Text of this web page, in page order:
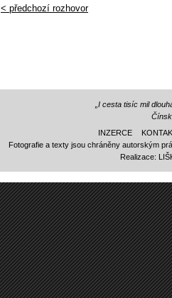
< předchozí rozhovor
„I cesta tisíc mil
INZERCE
Fotografie a texty jsou chráněny autorským
Realizace: